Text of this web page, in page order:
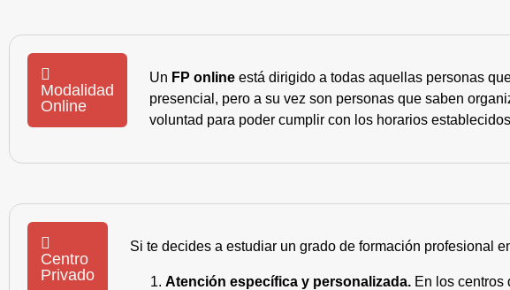
Modalidad
Online
Un FP online está dirigido a todas aquellas personas
presencial, pero a su vez son personas que saben
voluntad para poder cumplir con los horarios
Centro
Privado
Si te decides a estudiar un grado de formación profesional
Atención específica y personalizada. En los centros